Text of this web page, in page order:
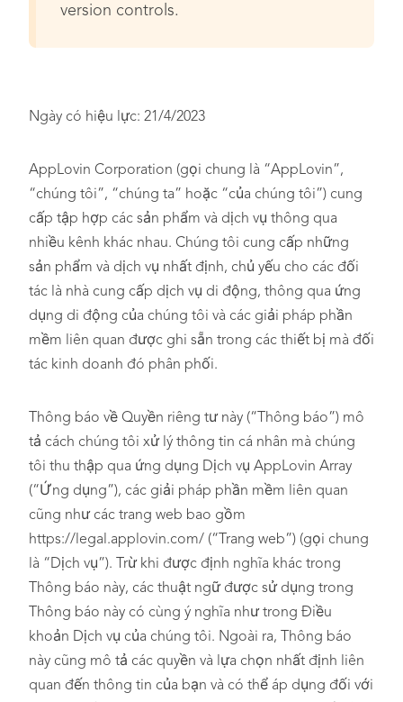
version controls.
Ngày có hiệu lực: 21/4/2023
AppLovin Corporation (gọi chung là “AppLovin”,
“chúng tôi”, “chúng ta” hoặc “của chúng tôi”) cung
cấp tập hợp các sản phẩm và dịch vụ thông qua
nhiều kênh khác nhau. Chúng tôi cung cấp những
sản phẩm và dịch vụ nhất định, chủ yếu cho các đối
tác là nhà cung cấp dịch vụ di động, thông qua ứng
dụng di động của chúng tôi và các giải pháp phần
mềm liên quan được ghi sẵn trong các thiết bị mà đối
tác kinh doanh đó phân phối.
Thông báo về Quyền riêng tư này (“Thông báo”) mô
tả cách chúng tôi xử lý thông tin cá nhân mà chúng
tôi thu thập qua ứng dụng Dịch vụ AppLovin Array
(“Ứng dụng”), các giải pháp phần mềm liên quan
cũng như các trang web bao gồm
https://legal.applovin.com/ (“Trang web”) (gọi chung
là “Dịch vụ”). Trừ khi được định nghĩa khác trong
Thông báo này, các thuật ngữ được sử dụng trong
Thông báo này có cùng ý nghĩa như trong Điều
khoản Dịch vụ của chúng tôi. Ngoài ra, Thông báo
này cũng mô tả các quyền và lựa chọn nhất định liên
quan đến thông tin của bạn và có thể áp dụng đối với